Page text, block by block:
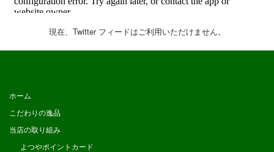
現在、Twitter フィードはご利用いただけません。
ホーム
こだわりの逸品
当店の取り組み
よつやポイントカード